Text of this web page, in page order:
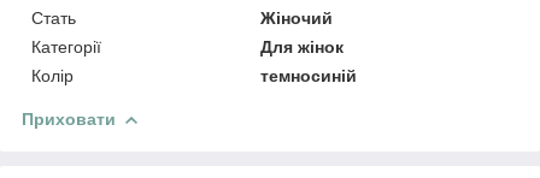
Стать
Жіночий
Категорії
Для жінок
Колір
темносиній
Приховати